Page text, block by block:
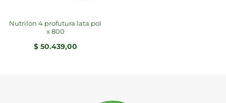
nutrilon 4 profutura lata pol
x 800
$50.439,00